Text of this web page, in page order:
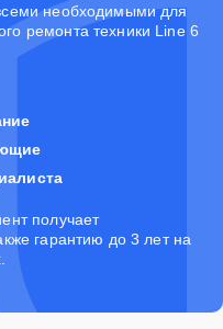
необходимыми для
ремонта техники Line 6
получает
гарантию до 3 лет на